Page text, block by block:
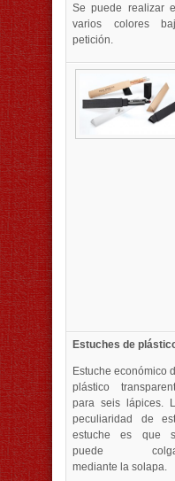
Se puede realizar
varios colores
petición.
Estuches de
Estuche económico
plástico
para seis lápices.
peculiaridad de
estuche es que
puede
mediante la solapa.